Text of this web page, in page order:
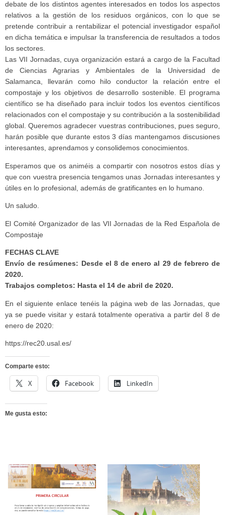
debate de los distintos agentes interesados en todos los aspectos
relativos a la gestión de los residuos orgánicos, con lo que se
pretende contribuir a rentabilizar el potencial investigador español
en dicha temática e impulsar la transferencia de resultados a todos
los sectores.
Las VII Jornadas, cuya organización estará a cargo de la Facultad
de Ciencias Agrarias y Ambientales de la Universidad de
Salamanca, llevarán como hilo conductor la relación entre el
compostaje y los objetivos de desarrollo sostenible. El programa
científico se ha diseñado para incluir todos los eventos científicos
relacionados con el compostaje y su contribución a la sostenibilidad
global. Queremos agradecer vuestras contribuciones, pues seguro,
harán posible que durante estos 3 días mantengamos discusiones
interesantes, aprendamos y consolidemos conocimientos.
Esperamos que os animéis a compartir con nosotros estos días y
que con vuestra presencia tengamos unas Jornadas interesantes y
útiles en lo profesional, además de gratificantes en lo humano.
Un saludo.
El Comité Organizador de las VII Jornadas de la Red Española de
Compostaje
FECHAS CLAVE
Envío de resúmenes: Desde el 8 de enero al 29 de febrero de
2020.
Trabajos completos: Hasta el 14 de abril de 2020.
En el siguiente enlace tenéis la página web de las Jornadas, que
ya se puede visitar y estará totalmente operativa a partir del 8 de
enero de 2020:
https://rec20.usal.es/
Comparte esto:
X Facebook LinkedIn
Me gusta esto: